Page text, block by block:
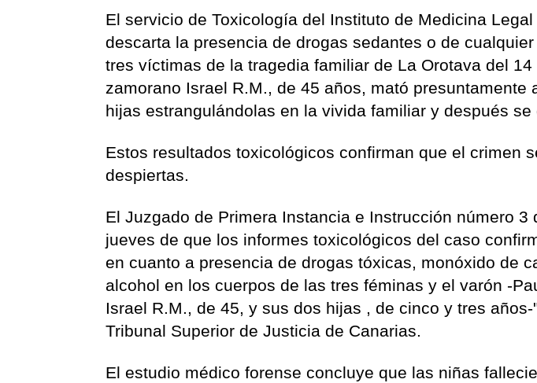
El servicio de Toxicología del Instituto de Medicina
descarta la presencia de drogas sedantes o de
tres víctimas de la tragedia familiar de La Orotava del
zamorano Israel R.M., de 45 años, mató presuntamente
hijas estrangulándolas en la vivida familiar y después
Estos resultados toxicológicos confirman que el crimen
despiertas.
El Juzgado de Primera Instancia e Instrucción número 3
jueves de que los informes toxicológicos del caso
en cuanto a presencia de drogas tóxicas, monóxido de
alcohol en los cuerpos de las tres féminas y el varón -
Israel R.M., de 45, y sus dos hijas , de cinco y tres
Tribunal Superior de Justicia de Canarias.
El estudio médico forense concluye que las niñas